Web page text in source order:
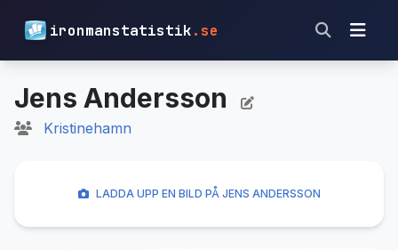
ironmanstatistik.se
Jens Andersson
Kristinehamn
LADDA UPP EN BILD PÅ JENS ANDERSSON